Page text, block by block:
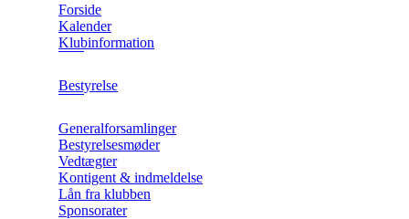
Forside
Kalender
Klubinformation
Bestyrelse
Generalforsamlinger
Bestyrelsesmøder
Vedtægter
Kontigent & indmeldelse
Lån fra klubben
Sponsorater